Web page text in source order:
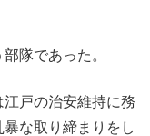
隊であった。
戸の治安維持に務
な取り締まりをし